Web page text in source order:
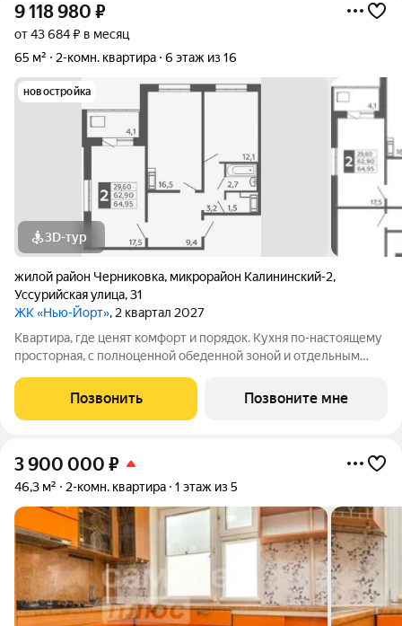
9 118 980 ₽
от 43 684 ₽ в месяц
65 м²
2-комн. квартира 6 этаж из 16
новостройка
3D-тур
жилой район Черниковка, микрорайон Калининский-2,
Уссурийская улица,31
ЖК «Нью-Йорт», 2 квартал 2027
Квартира, где ценят комфорт и порядок. Кухня по-настоящему
просторная, с полноценной обеденной зоной и отдельным
ужин, пока семья за столом, а также в любой момент выйти на
лоджию подышать
Позвонить Позвоните мне
3 900 000 ₽
46,3 м² 2-комн. квартира 1 этаж из 5